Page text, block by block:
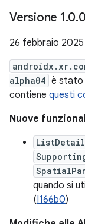
Versione 1.0.
26 febbraio 2025
alpha04 è stato
contiene questi
Nuove
quando si
(I166b0)